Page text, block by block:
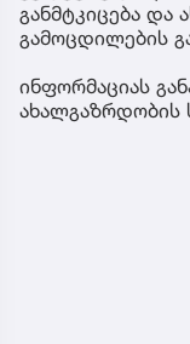
განმტკიცება
გამოცდილების
ინფორმაციას
ახალგაზრდობის